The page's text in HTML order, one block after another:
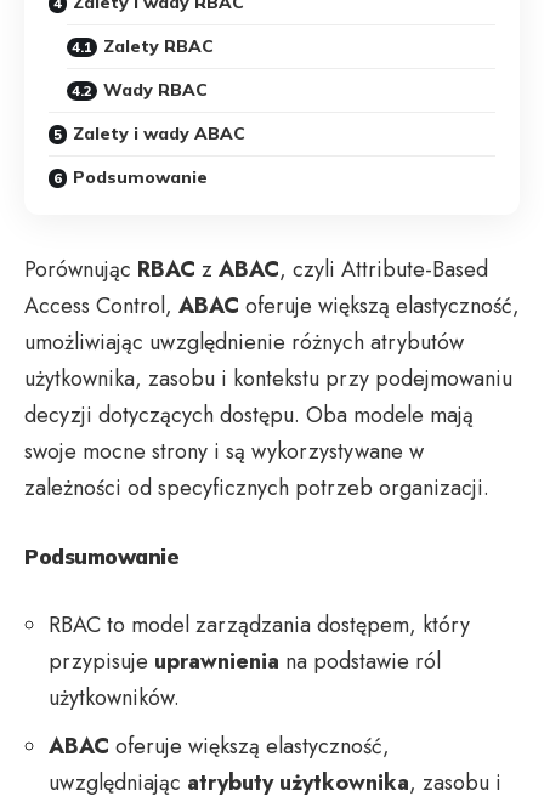
Zalety RBAC
Wady RBAC
Zalety i wady ABAC
Podsumowanie
Porównując RBAC z ABAC, czyli Attribute-Based
Access Control, ABAC oferuje większą elastyczność,
umożliwiając uwzględnienie różnych atrybutów
użytkownika, zasobu i kontekstu przy podejmowaniu
decyzji dotyczących dostępu. Oba modele mają
swoje mocne strony i są wykorzystywane w
zależności od specyficznych potrzeb organizacji.
Podsumowanie
RBAC to model zarządzania dostępem, który
przypisuje uprawnienia na podstawie ról
użytkowników.
ABAC oferuje większą elastyczność,
uwzględniając atrybuty użytkownika, zasobu i